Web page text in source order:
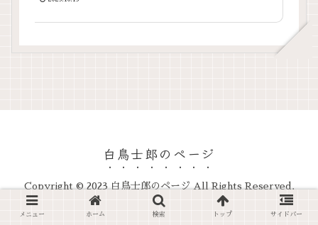
白鳥士郎のページ
Copyright © 2023 白鳥士郎のページ All Rights Reserved.
メニュー ホーム 検索 トップ サイドバー